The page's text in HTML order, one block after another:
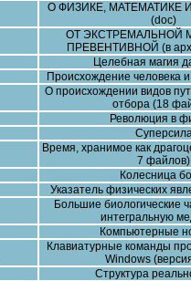
О ФИЗИКЕ, МАТЕМАТИКЕ
(doc)
ОТ ЭКСТРЕМАЛЬНОЙ
ПРЕВЕНТИВНОЙ (в
Целебная магия
Происхождение человека
О происхождении видов
отбора (18
Революция в
Время, хранимое как
7 файлов)
Колесница
Указатель физических
Большие биологические
интегральную
Компьютерные
Клавиатурные команды
Windows
Структура